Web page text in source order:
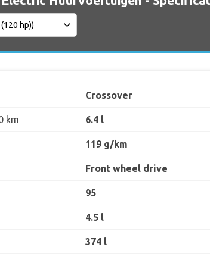
Crossover
km 6.4 l
119 g/km
Front wheel drive
95
4.5 l
374 l